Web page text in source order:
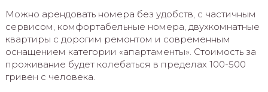
Можно арендовать номера без удобств, с частичным
сервисом, комфортабельные номера, двухкомнатные
квартиры с дорогим ремонтом и современным
оснащением категории «апартаменты». Стоимость за
проживание будет колебаться в пределах 100-500
гривен с человека.